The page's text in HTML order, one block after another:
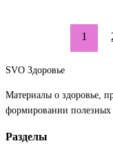
разные
1
SVO Здоровье
Материалы о здоровье,
формировании полезных
Разделы